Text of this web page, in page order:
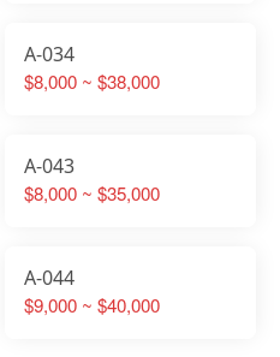
A-034
$8,000 ~ $38,000
A-043
$8,000 ~ $35,000
A-044
$9,000 ~ $40,000